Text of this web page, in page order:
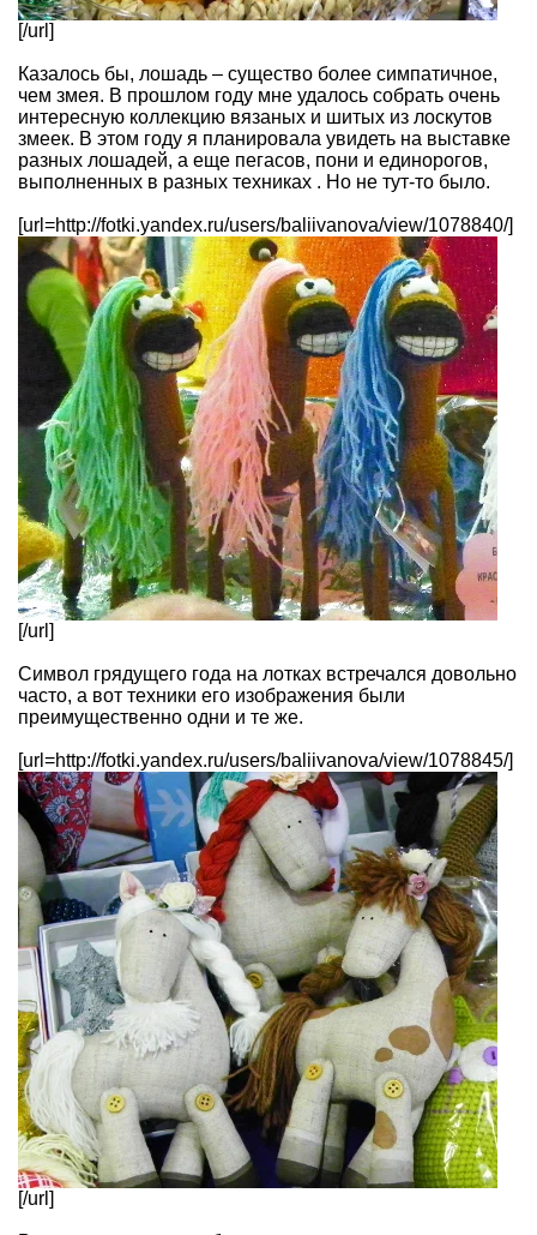
[/url]
Казалось бы, лошадь – существо более симпатичное,
чем змея. В прошлом году мне удалось собрать очень
интересную коллекцию вязаных и шитых из лоскутов
змеек. В этом году я планировала увидеть на выставке
разных лошадей, а еще пегасов, пони и единорогов,
выполненных в разных техниках . Но не тут-то было.
[url=http://fotki.yandex.ru/users/baliivanova/view/1078840/]
[/url]
Символ грядущего года на лотках встречался довольно
часто, а вот техники его изображения были
преимущественно одни и те же.
[url=http://fotki.yandex.ru/users/baliivanova/view/1078845/]
[/url]